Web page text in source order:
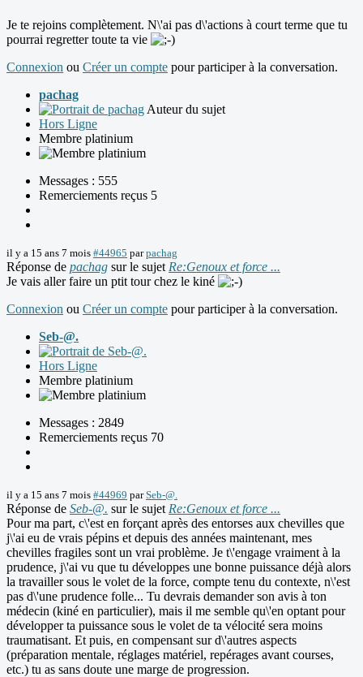
Je te rejoins complètement. N\'ai pas d\'actions à court terme que tu
pourrai regretter toute ta vie
Connexion ou Créer un compte pour participer à la conversation.
pachag
Auteur du sujet
Hors Ligne
Membre platinium
Messages : 555
Remerciements reçus 5
il y a 15 ans 7 mois #44965 parpachag
Réponse de pachag sur le sujet Re:Genoux et force ...
Je vais aller faire un ptit tour chez le kiné
Connexion ou Créer un compte pour participer à la conversation.
Seb-@.
Hors Ligne
Membre platinium
Messages : 2849
Remerciements reçus 70
il y a 15 ans 7 mois #44969 parSeb-@.
Réponse de Seb-@. sur le sujet Re:Genoux et force ...
Pour ma part, c\'est en forçant après des entorses aux chevilles que
j\'ai eu de vrais pépins et depuis des années maintenant, mes
chevilles fragiles sont un vrai problème. Je t\'engage vraiment à la
prudence, j\'ai vu que tu développes une bonne puissance déjà alors
la travailler sous le volet de la force, compte tenu du contexte, n\'est
pas d\'une prudence folle... Tu devrais demander son avis à ton
médecin (kiné en particulier), mais il me semble qu\'en optant pour
développer ta puissance sous le volet de ta vélocité sera moins
traumatisant. Et puis, en compensant sur d\'autres aspects
(préparation mentale, réglages matériel, repérages avant courses,
etc.) tu as sans doute une marge de progression.